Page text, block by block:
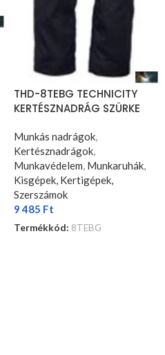
THD-8TEBG TECHNICITY
KERTÉSZNADRÁG SZÜRKE
Munkás nadrágok,
Kertésznadrágok,
Munkavédelem, Munkaruhák,
Kisgépek, Kertigépek,
Szerszámok
9 485 Ft
Termékkód: 8TEBG